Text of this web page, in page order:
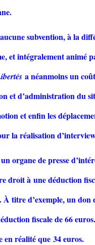
subvention, à la
et intégralement animé
a néanmoins un
et d’administration du
et enfin les
la réalisation
organe de presse
droit à une déduction
titre d’exemple, un don
fiscale de 66
en réalité que 34 euros.